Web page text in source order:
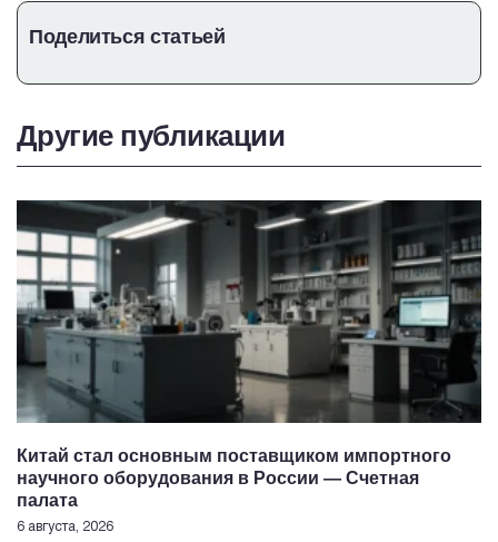
Поделиться статьей
Другие публикации
Китай стал основным поставщиком импортного
научного оборудования в России — Счетная
палата
6 августа, 2026